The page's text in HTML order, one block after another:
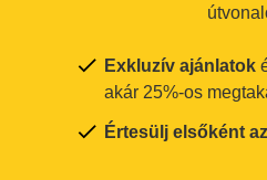
Exkluzív ajánlatok
akár 25%-os
Értesülj elsőként az